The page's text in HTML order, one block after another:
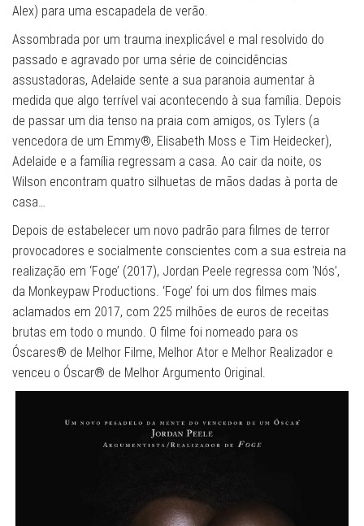
Alex) para uma escapadela de verão.
Assombrada por um trauma inexplicável e mal resolvido do
passado e agravado por uma série de coincidências
assustadoras, Adelaide sente a sua paranoia aumentar à
medida que algo terrível vai acontecendo à sua família. Depois
de passar um dia tenso na praia com amigos, os Tylers (a
vencedora de um Emmy®, Elisabeth Moss e Tim Heidecker),
Adelaide e a família regressam a casa. Ao cair da noite, os
Wilson encontram quatro silhuetas de mãos dadas à porta de
casa…
Depois de estabelecer um novo padrão para filmes de terror
provocadores e socialmente conscientes com a sua estreia na
realização em ‘Foge’ (2017), Jordan Peele regressa com ‘Nós’,
da Monkeypaw Productions. ‘Foge’ foi um dos filmes mais
aclamados em 2017, com 225 milhões de euros de receitas
brutas em todo o mundo. O filme foi nomeado para os
Óscares® de Melhor Filme, Melhor Ator e Melhor Realizador e
venceu o Óscar® de Melhor Argumento Original.